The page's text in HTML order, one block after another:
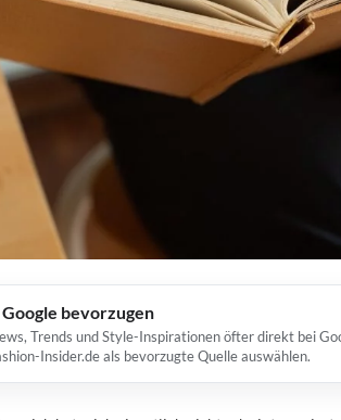
bevorzugen
Trends und Style-Inspirationen öfter direkt bei
Insider.de als bevorzugte Quelle auswählen.